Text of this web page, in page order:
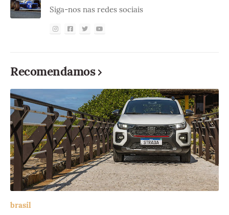
Siga-nos nas redes sociais
Recomendamos
brasil